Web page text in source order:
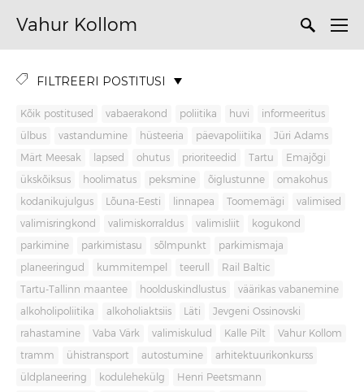
Vahur Kollom
FILTREERI POSTITUSI
Kõik postitused vabaerakond poliitika huvi informeeritus
ülbus vastandumine hüsteeria päevapoliitika Jüri Adams
Märt Meesak lapsed ohutus prioriteedid Tartu Emajõgi
ükskõiksus hoolimatus peksmine õiglustunne omakohus
kodanikujulgus Lõuna-Eesti linnapea Toomemägi valimised
valimisringkond valimiskorraldus valimisliit kogukond
parkimine parkimistasu sõlmpunkt parkimismaja
planeeringud kummitempel teerull Rail Baltic
Tartu-Tallinn maantee hoolduskindlustus väärikas vabanemine
alkoholipoliitika alkoholiaktsiis Läti Jevgeni Ossinovski
rahastamine Vaba Värk valimiskulud Kalle Pilt Vahur Kollom
tramm ühistransport autostumine arhitektuurikonkurss
üldplaneering kodulehekülg Henri Peetsmann